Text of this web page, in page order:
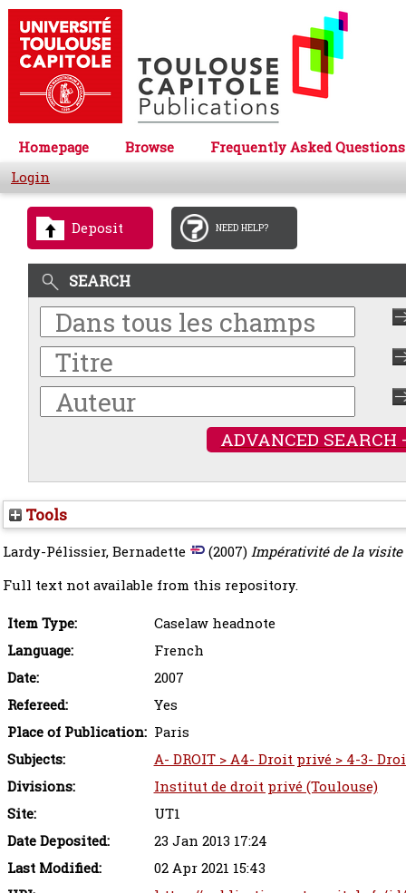
Homepage Browse
Frequently Asked Questions
Login
Deposit NEED HELP?
SEARCH
ADVANCED SEARCH
Tools
Lardy-Pélissier, Bernadette (2007)Impérativité de la visite
Full text not available from this repository.
Item Type:
Caselaw headnote
Language:
French
Date:
2007
Refereed:
Yes
Place of Publication: Paris
Subjects:
A- DROIT > A4- Droit privé > 4-3-
Divisions:
Institut de droit privé (Toulouse)
Site:
UT1
Date Deposited:
23 Jan 2013 17:24
Last Modified:
02 Apr 2021 15:43